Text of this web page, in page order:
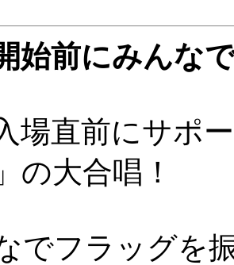
始前にみんな
場直前にサポ
の大合唱！
でフラッグを